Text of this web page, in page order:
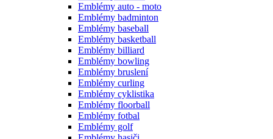
Emblémy auto - moto
Emblémy badminton
Emblémy baseball
Emblémy basketball
Emblémy billiard
Emblémy bowling
Emblémy bruslení
Emblémy curling
Emblémy cyklistika
Emblémy floorball
Emblémy fotbal
Emblémy golf